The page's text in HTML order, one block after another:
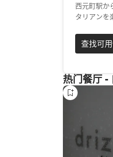
西元町駅か
タリアンを
クラシカル
ュでシッ
查找可
热门餐厅 -